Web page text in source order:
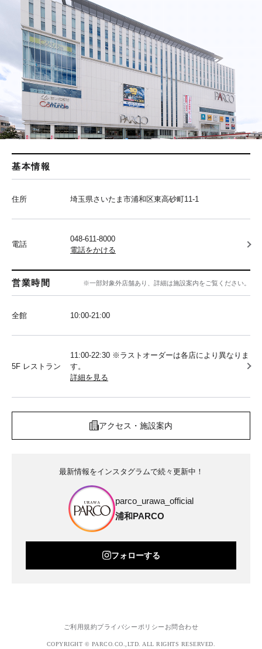
基本情報
住所 埼玉県さいたま市浦和区東高砂町11-1
電話
048-611-8000
電話をかける
営業時間 ※一部対象外店舗あり、詳細は施設案内をご覧ください。
全館 10:00‐21:00
5F レストラン
11:00-22:30 ※ラストオーダーは各店により異なりま
す。
詳細を見る
アクセス・施設案内
最新情報をインスタグラムで続々更新中！
parco_urawa_official
浦和PARCO
フォローする
ご利用規約プライバシーポリシー お問合わせ
COPYRIGHT © PARCO.CO.,LTD. ALL RIGHTS RESERVED.